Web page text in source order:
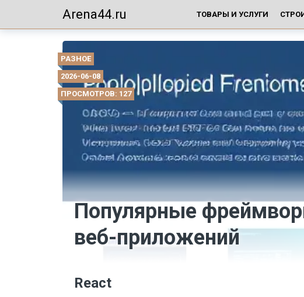
Arena44.ru ТОВАРЫ И УСЛУГИ
РАЗНОЕ
2026-06-08
ПРОСМОТРОВ: 127
Популярные
веб-приложений
React